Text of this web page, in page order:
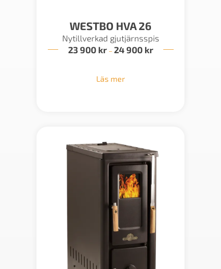
WESTBO HVA 26
Nytillverkad gjutjärnsspis
23 900 kr – 24 900 krPrisintervall:
Läs mer